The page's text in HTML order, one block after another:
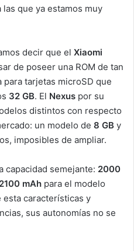
que ya estamos muy
decir que el Xiaomi
de poseer una ROM de tan
para tarjetas microSD que
32 GB. El Nexus por su
distintos con respecto
un modelo de 8 GB y
imposibles de ampliar.
capacidad semejante: 2000
2100 mAh para el modelo
esta características y
sus autonomías no se